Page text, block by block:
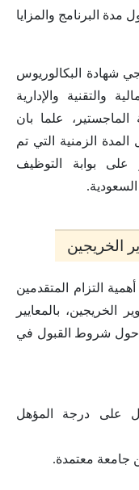
مدة البرنامج والمزايا
شهادة البكالوريوس
والتقنية والإدارية
الماجستير، علما بان
الزمنية التي تم
على بوابة التوظيف
الخريجين
التزام المتقدمين
بالمعايير
حول شروط القبول في
على درجة المؤهل
جامعة معتمدة.